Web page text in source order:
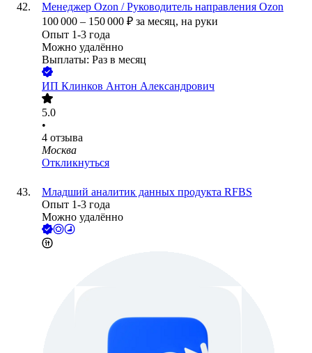
Менеджер Ozon / Руководитель направления Ozon
100 000 – 150 000 ₽ за месяц, на руки
Опыт 1-3 года
Можно удалённо
Выплаты: Раз в месяц
ИП Клинков Антон Александрович
5.0
•
4 отзыва
Москва
Откликнуться
Младший аналитик данных продукта RFBS
Опыт 1-3 года
Можно удалённо